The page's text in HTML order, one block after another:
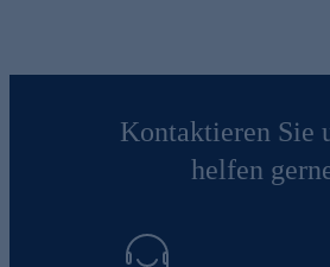
Kontaktieren Sie
helfen